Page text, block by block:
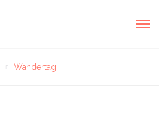
Wandertag